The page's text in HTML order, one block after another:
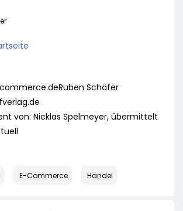
Schäfer
von: Nicklas Spelmeyer, übermittelt
E-Commerce Handel